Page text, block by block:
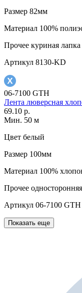
Размер 82мм
Материал 100%
Прочее куриная лапка
Артикул 8130-KD
06-7100 GTH
Лента люверсная
69.10 р.
Мин. 50 м
Цвет белый
Размер 100мм
Материал 100%
Прочее односторонняя
Артикул 06-7100 GTH
Показать еще